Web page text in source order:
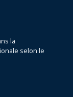
la
selon le